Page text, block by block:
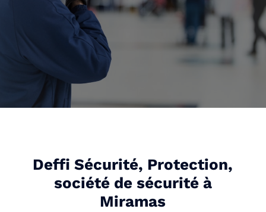
Deffi Sécurité, Protection,
société de sécurité à
Miramas